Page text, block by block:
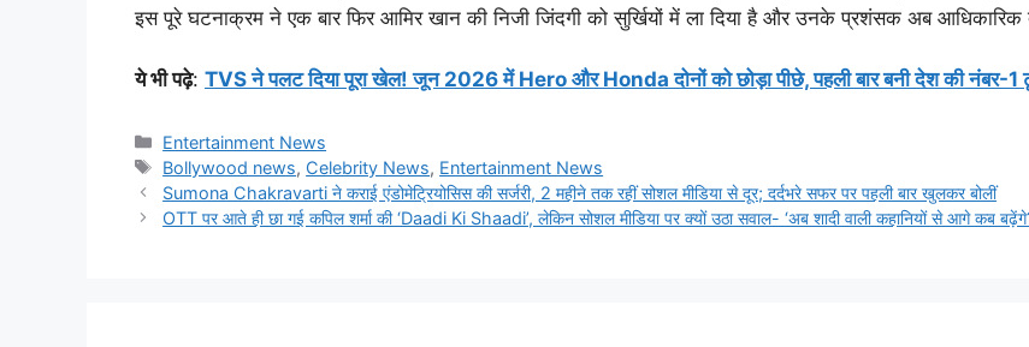
इस पूरे घटनाक्रम ने एक बार फिर आमिर खान की निजी जिंदगी को सुर्खियों में ला दिया है और उनके प्रशंसक अब आधिकारिक
ये भी पढ़े: TVS ने पलट दिया पूरा खेल! जून 2026 में Hero और Honda दोनों को छोड़ा पीछे, पहली बार बनी देश की नंबर-1
Categories
Entertainment News
Tags
Bollywood news, Celebrity News, Entertainment News
Sumona Chakravarti ने कराई एंडोमेट्रियोसिस की सर्जरी, 2 महीने तक रहीं सोशल मीडिया से दूर; दर्दभरे सफर पर पहली बार खुलकर बोलीं
OTT पर आते ही छा गई कपिल शर्मा की ‘Daadi Ki Shaadi’, लेकिन सोशल मीडिया पर क्यों उठा सवाल- ‘अब शादी वाली कहानियों से आगे कब